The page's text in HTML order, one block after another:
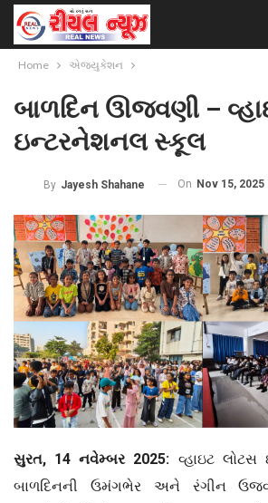
Home એજ્યુકેશન
બાળદિન ઊજવણી –
ઇન્ટરનેશનલ સ્કૂલ
By Jayesh Shahane On Nov 15, 2025
સુરત, 14 નવેમ્બર 2025: વ્હાઇટ
બાળદિનની ઉમંગભેર અને રંગીન